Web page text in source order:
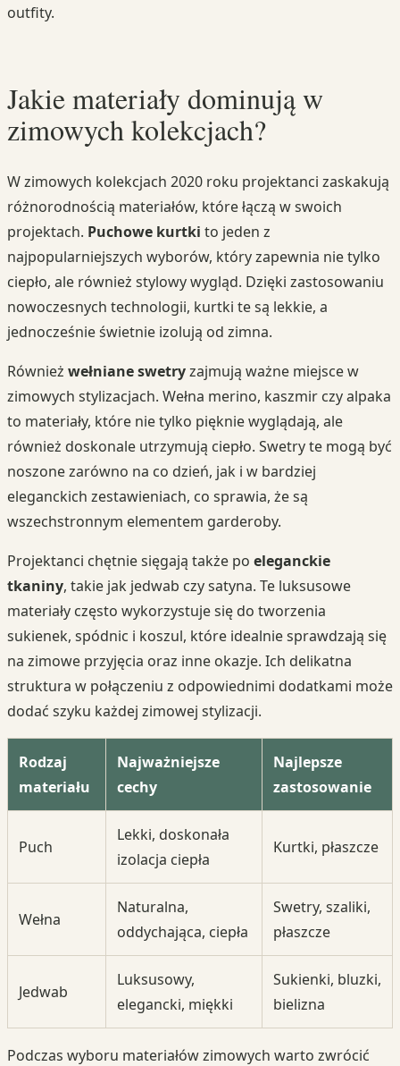
outfity.
Jakie materiały dominują w
zimowych kolekcjach?
W zimowych kolekcjach 2020 roku projektanci zaskakują
różnorodnością materiałów, które łączą w swoich
projektach. Puchowe kurtki to jeden z
najpopularniejszych wyborów, który zapewnia nie tylko
ciepło, ale również stylowy wygląd. Dzięki zastosowaniu
nowoczesnych technologii, kurtki te są lekkie, a
jednocześnie świetnie izolują od zimna.
Również wełniane swetryzajmują ważne miejsce w
zimowych stylizacjach. Wełna merino, kaszmir czy alpaka
to materiały, które nie tylko pięknie wyglądają, ale
również doskonale utrzymują ciepło. Swetry te mogą być
noszone zarówno na co dzień, jak i w bardziej
eleganckich zestawieniach, co sprawia, że są
wszechstronnym elementem garderoby.
Projektanci chętnie sięgają także po eleganckie
tkaniny, takie jak jedwab czy satyna. Te luksusowe
materiały często wykorzystuje się do tworzenia
sukienek, spódnic i koszul, które idealnie sprawdzają się
na zimowe przyjęcia oraz inne okazje. Ich delikatna
struktura w połączeniu z odpowiednimi dodatkami może
dodać szyku każdej zimowej stylizacji.
Rodzaj
materiału
Najważniejsze
cechy
Najlepsze
zastosowanie
Puch
Lekki, doskonała
izolacja ciepła
Kurtki, płaszcze
Wełna
Naturalna,
oddychająca, ciepła
Swetry, szaliki,
płaszcze
Jedwab
Luksusowy,
elegancki, miękki
Sukienki, bluzki,
bielizna
Podczas wyboru materiałów zimowych warto zwrócić